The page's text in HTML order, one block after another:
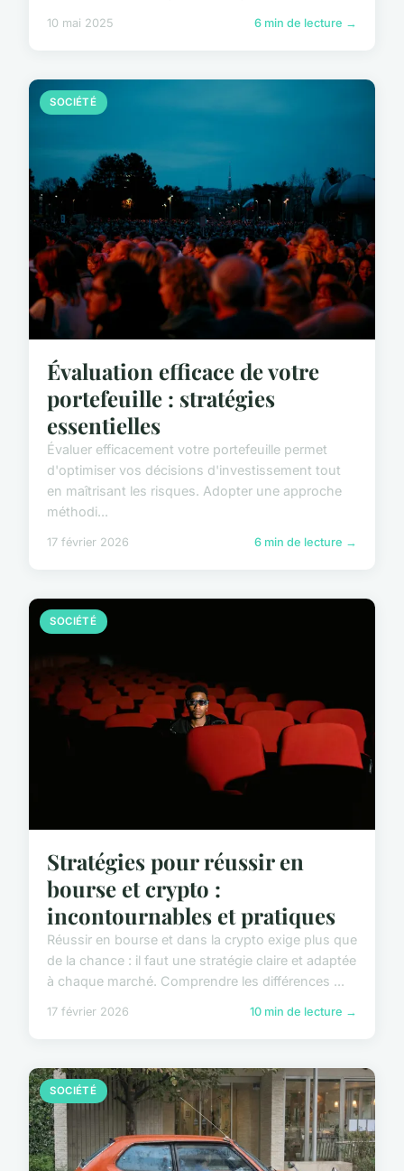
10 mai 2025 6 min de lecture →
SOCIÉTÉ
Évaluation efficace de votre
portefeuille : stratégies
essentielles
Évaluer efficacement votre portefeuille permet
d'optimiser vos décisions d'investissement tout
en maîtrisant les risques. Adopter une approche
méthodi...
17 février 2026 6 min de lecture →
SOCIÉTÉ
Stratégies pour réussir en
bourse et crypto :
incontournables et pratiques
Réussir en bourse et dans la crypto exige plus que
de la chance : il faut une stratégie claire et adaptée
à chaque marché. Comprendre les différences ...
17 février 2026 10 min de lecture →
SOCIÉTÉ